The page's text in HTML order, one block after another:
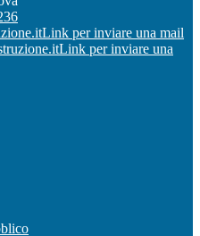
Link per inviare una mail
Link per inviare una